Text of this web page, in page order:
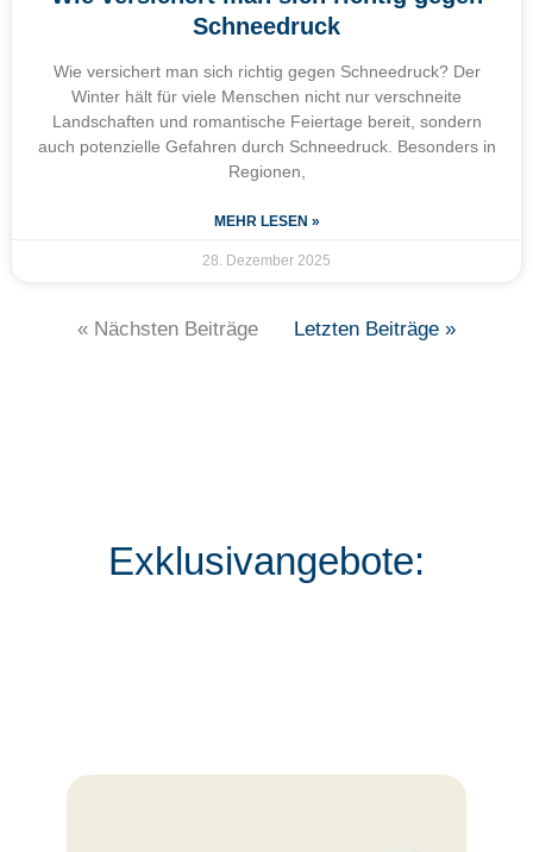
Schneedruck
Wie versichert man sich richtig gegen Schneedruck? Der
Winter hält für viele Menschen nicht nur verschneite
Landschaften und romantische Feiertage bereit, sondern
auch potenzielle Gefahren durch Schneedruck. Besonders in
Regionen,
MEHR LESEN »
28. Dezember 2025
« Nächsten Beiträge Letzten Beiträge »
Exklusivangebote: